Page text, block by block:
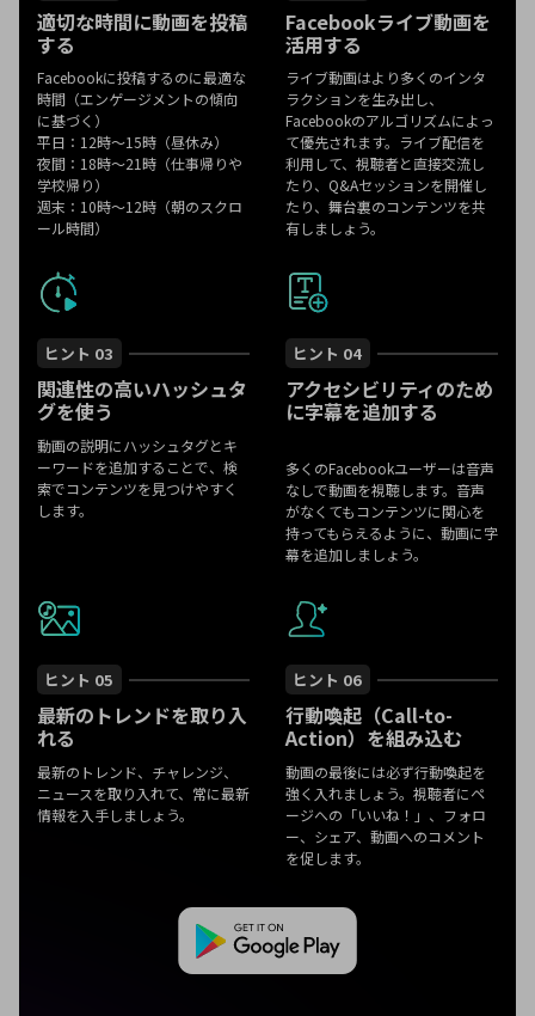
適切な時間に動画を投稿
する
Facebookに投稿するのに最適な
時間（エンゲージメントの傾向
に基づく）
平日：12時～15時（昼休み）
夜間：18時～21時（仕事帰りや
学校帰り）
週末：10時～12時（朝のスクロ
ール時間）
Facebookライブ動画を
活用する
ライブ動画はより多くのインタ
ラクションを生み出し、
Facebookのアルゴリズムによっ
て優先されます。ライブ配信を
利用して、視聴者と直接交流し
たり、Q&Aセッションを開催し
たり、舞台裏のコンテンツを共
有しましょう。
ヒント 03
関連性の高いハッシュタ
グを使う
動画の説明にハッシュタグとキ
ーワードを追加することで、検
索でコンテンツを見つけやすく
します。
ヒント 04
アクセシビリティのため
に字幕を追加する
多くのFacebookユーザーは音声
なしで動画を視聴します。音声
がなくてもコンテンツに関心を
持ってもらえるように、動画に字
幕を追加しましょう。
ヒント 05
最新のトレンドを取り入
れる
最新のトレンド、チャレンジ、
ニュースを取り入れて、常に最新
情報を入手しましょう。
ヒント 06
行動喚起（Call-to-
Action）を組み込む
動画の最後には必ず行動喚起を
強く入れましょう。視聴者にペ
ージへの「いいね！」、フォロ
ー、シェア、動画へのコメント
を促します。